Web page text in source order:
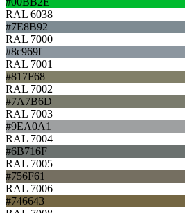
RAL 6038
#7E8B92
RAL 7000
#8c969f
RAL 7001
#817F68
RAL 7002
#7A7B6D
RAL 7003
#9EA0A1
RAL 7004
#6B716F
RAL 7005
#756F61
RAL 7006
#746643